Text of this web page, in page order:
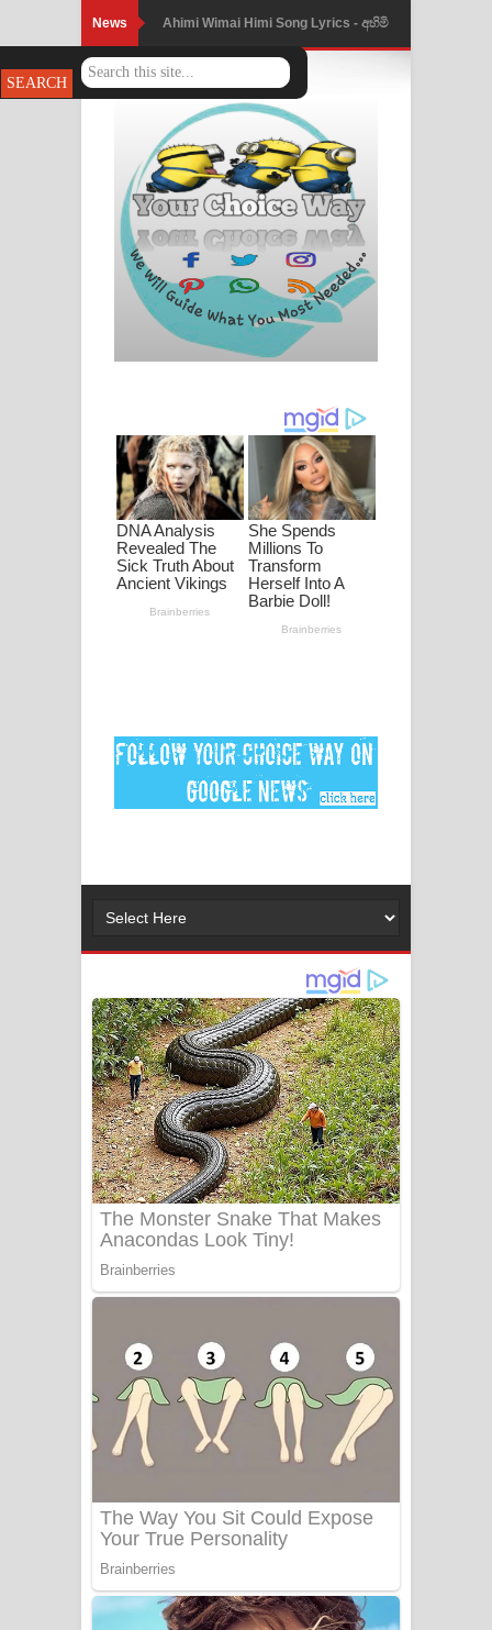
News Ahimi Wimai Himi Song Lyrics - අහිමි
විමයි හිමි ගීතයේ පද පෙළ
Mathaka Parana Song Lyrics - මතක
පාරනා ගීතයේ පද පෙළ
Nimnadhen Song Lyrics - නිම්නාදෙන්
ගීතයේ පද පෙළ
Obamai Mage Adare Song Lyrics -
ඔබමයි මගේ ආදරේ ගීතයේ පද පෙළ
ගීතයේ පද පෙළ
Ankeliya Song Lyrics - අංකෙළිය ගීතයේ
පද පෙළ
DEAR GOD Song Lyrics - ඩියර් ගෝඩ්
Dai Dai Lyrics - Shakira, Burna Boy |
2026 football world cup song lyrics
Niwuna Numba Hinda Song Lyrics -
නිවුනා නුඹ හින්දා ගීතයේ පද පෙළ
Numba Dun Aadare Song Lyrics - නුඹ
දුන් ආදරේ ගීතයේ පද පෙළ
Liyamuda Dan Anagathe Song Lyrics
- ලියමුද දැන් අනාගතේ ගීතයේ පද පෙළ
Benthara Palame Song Lyrics -
බෙන්තර පාලමේ ගීතයේ පද පෙළ
Sanda Babalena Song Lyrics - සඳ
බැබලෙන ගීතයේ පද පෙළ
Adare Wadi Nisa Song Lyrics - ආදරේ